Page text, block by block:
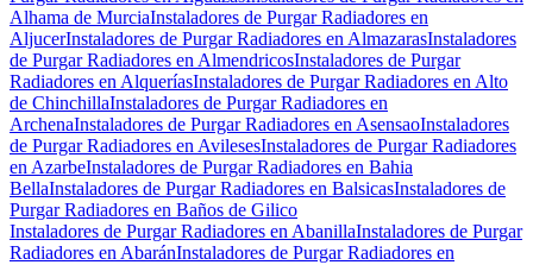
Alhama de MurciaInstaladores de Purgar Radiadores en
AljucerInstaladores de Purgar Radiadores en AlmazarasInstaladores
de Purgar Radiadores en AlmendricosInstaladores de Purgar
Radiadores en AlqueríasInstaladores de Purgar Radiadores en Alto
de ChinchillaInstaladores de Purgar Radiadores en
ArchenaInstaladores de Purgar Radiadores en AsensaoInstaladores
de Purgar Radiadores en AvilesesInstaladores de Purgar Radiadores
en AzarbeInstaladores de Purgar Radiadores en Bahia
BellaInstaladores de Purgar Radiadores en BalsicasInstaladores de
Purgar Radiadores en Baños de Gilico
Instaladores de Purgar Radiadores en AbanillaInstaladores de Purgar
Radiadores en AbaránInstaladores de Purgar Radiadores en